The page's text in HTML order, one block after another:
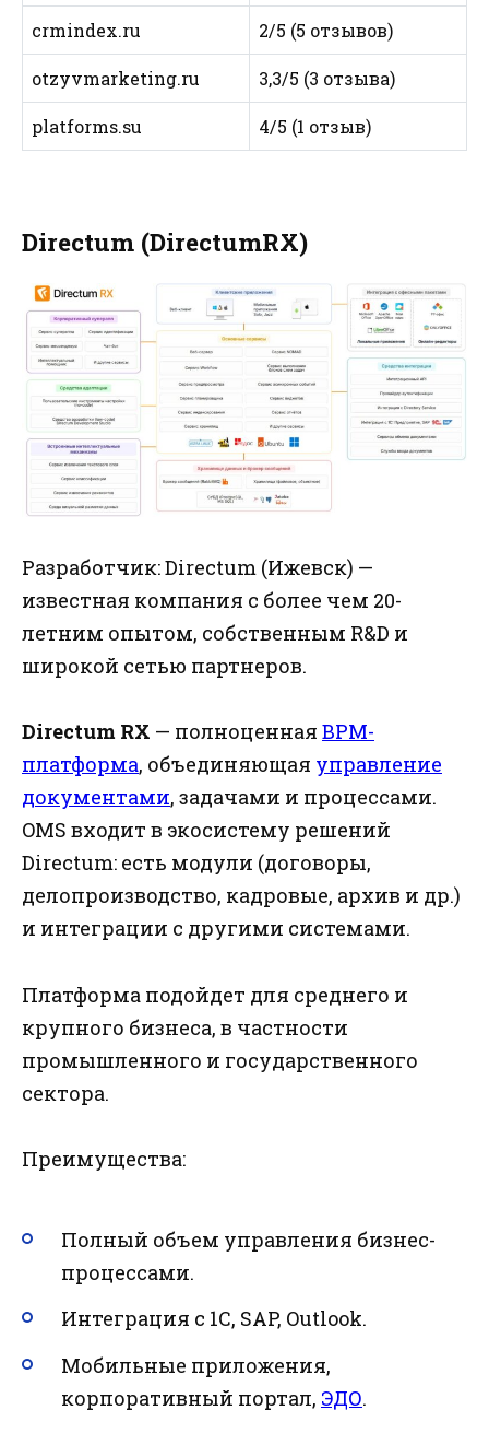
crmindex.ru 2/5 (5 отзывов)
otzyvmarketing.ru 3,3/5 (3 отзыва)
platforms.su 4/5 (1 отзыв)
Directum (DirectumRX)
Разработчик: Directum (Ижевск) —
известная компания с более чем 20-
летним опытом, собственным R&D и
широкой сетью партнеров.
Directum RX — полноценная BPM-
платформа, объединяющая управление
документами, задачами и процессами.
OMS входит в экосистему решений
Directum: есть модули (договоры,
делопроизводство, кадровые, архив и др.)
и интеграции с другими системами.
Платформа подойдет для среднего и
крупного бизнеса, в частности
промышленного и государственного
сектора.
Преимущества:
Полный объем управления бизнес-
процессами.
Интеграция с 1С, SAP, Outlook.
Мобильные приложения,
корпоративный портал, ЭДО.